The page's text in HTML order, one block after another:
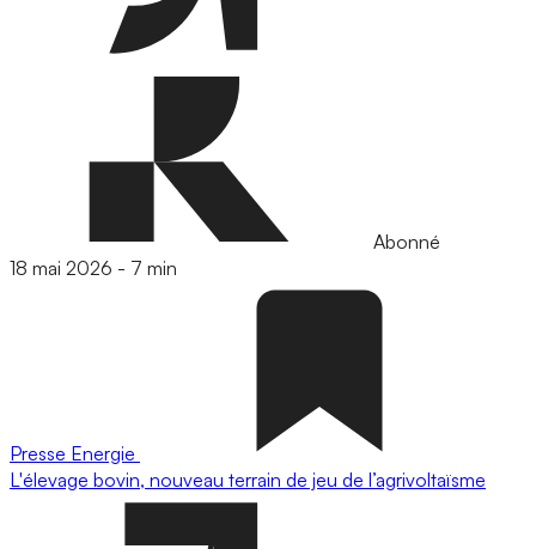
Abonné
18 mai 2026 - 7 min
Presse Energie
L'élevage bovin, nouveau terrain de jeu de l’agrivoltaïsme